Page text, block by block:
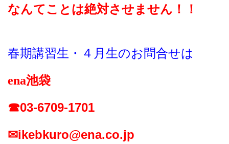
なんてことは絶対させません！！
春期講習生・４月生のお問合せは
ena池袋
☎03-6709-1701
✉ikebkuro@ena.co.jp